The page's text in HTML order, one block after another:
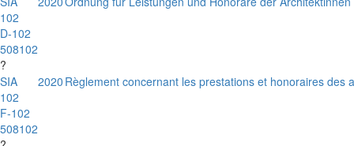
102
D-102
508102
?
SIA
102
F-102
508102
2020 Règlement concernant les prestations et honoraires des